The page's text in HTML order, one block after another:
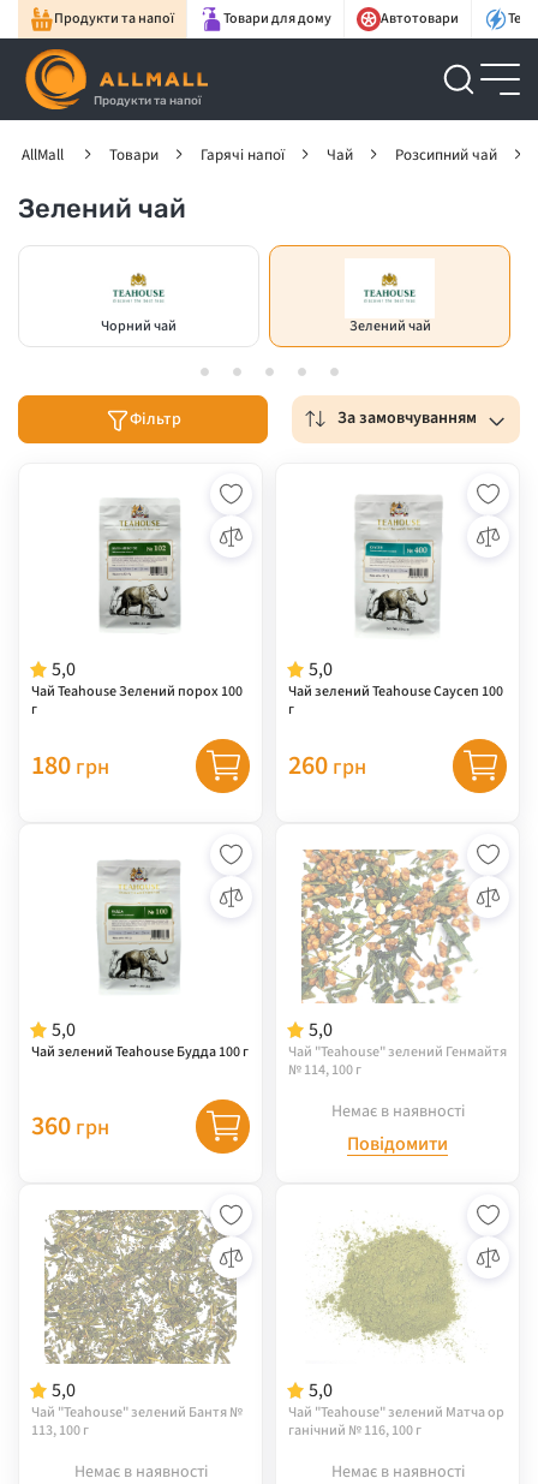
Продукти та напої Товари для дому Автотовари
Продукти та напої
AllMall Товари Гарячі напої Чай Розсипний чай
Зелений чай
Чорний чай Зелений чай
Фільтр За замовчуванням
5,0
Чай Teahouse Зелений порох 100
г
180 грн
5,0
Чай зелений Teahouse Саусеп 100
г
260 грн
5,0
Чай зелений Teahouse Будда 100 г
360 грн
5,0
Чай "Teahouse" зелений Генмайтя
№ 114, 100 г
Немає в наявності
Повідомити
5,0
Чай "Teahouse" зелений Бантя №
113, 100 г
Немає в наявності
5,0
Чай "Teahouse" зелений Матча ор
ганічний № 116, 100 г
Немає в наявності